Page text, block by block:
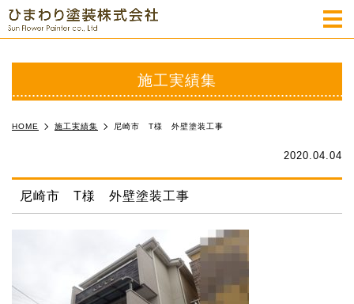
施工実績集
HOME 施工実績集 尼崎市 T様 外壁塗装工事
2020.04.04
尼崎市 T様 外壁塗装工事